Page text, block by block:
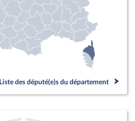
Liste des député(e)s du département